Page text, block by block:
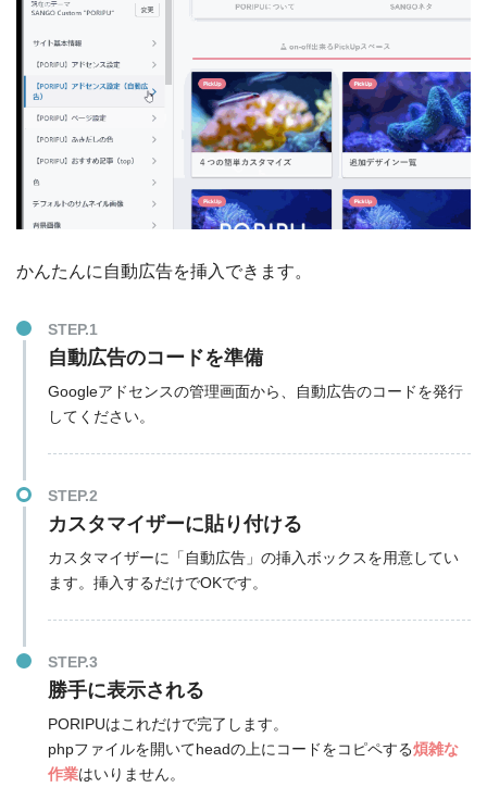
かんたんに自動広告を挿入できます。
STEP.1
自動広告のコードを準備
Googleアドセンスの管理画面から、自動広告のコードを発行
してください。
STEP.2
カスタマイザーに貼り付ける
カスタマイザーに「自動広告」の挿入ボックスを用意してい
ます。挿入するだけでOKです。
STEP.3
勝手に表示される
PORIPUはこれだけで完了します。
phpファイルを開いてheadの上にコードをコピペする煩雑な
作業はいりません。